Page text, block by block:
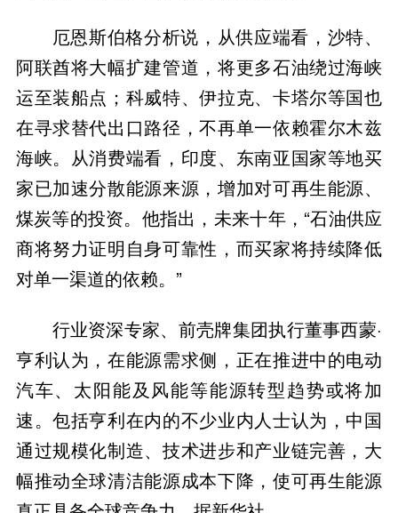
厄恩斯伯格分析说，从供应端看，沙特、
阿联酋将大幅扩建管道，将更多石油绕过海峡
运至装船点；科威特、伊拉克、卡塔尔等国也
在寻求替代出口路径，不再单一依赖霍尔木兹
海峡。从消费端看，印度、东南亚国家等地买
家已加速分散能源来源，增加对可再生能源、
煤炭等的投资。他指出，未来十年，“石油供应
商将努力证明自身可靠性，而买家将持续降低
对单一渠道的依赖。”
行业资深专家、前壳牌集团执行董事西蒙·
亨利认为，在能源需求侧，正在推进中的电动
汽车、太阳能及风能等能源转型趋势或将加
速。包括亨利在内的不少业内人士认为，中国
通过规模化制造、技术进步和产业链完善，大
幅推动全球清洁能源成本下降，使可再生能源